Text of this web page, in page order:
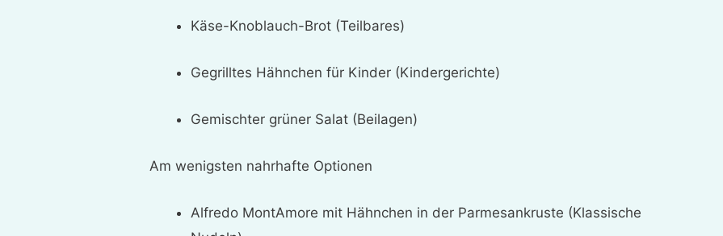
Käse-Knoblauch-Brot (Teilbares)
Gegrilltes Hähnchen für Kinder (Kindergerichte)
Gemischter grüner Salat (Beilagen)
Am wenigsten nahrhafte Optionen
Alfredo MontAmore mit Hähnchen in der Parmesankruste (Klassische